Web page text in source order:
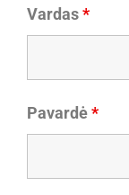
Vardas*
Pavardė*